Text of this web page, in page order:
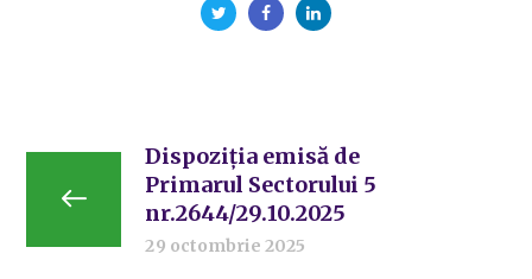
Dispoziția emisă de
Primarul Sectorului 5
nr.2644/29.10.2025
29 octombrie 2025